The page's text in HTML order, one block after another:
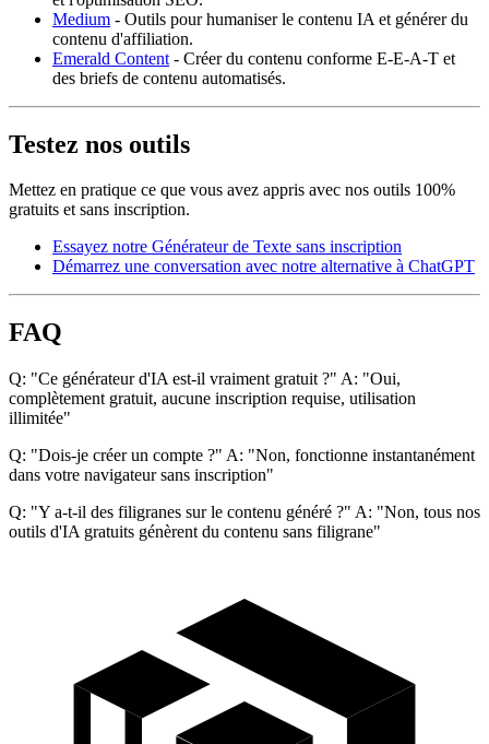
Medium - Outils pour humaniser le contenu IA et générer du
contenu d'affiliation.
Emerald Content - Créer du contenu conforme E-E-A-T et
des briefs de contenu automatisés.
Testez nos outils
Mettez en pratique ce que vous avez appris avec nos outils 100%
gratuits et sans inscription.
Essayez notre Générateur de Texte sans inscription
Démarrez une conversation avec notre alternative à ChatGPT
FAQ
Q: "Ce générateur d'IA est-il vraiment gratuit ?" A: "Oui,
complètement gratuit, aucune inscription requise, utilisation
illimitée"
Q: "Dois-je créer un compte ?" A: "Non, fonctionne instantanément
dans votre navigateur sans inscription"
Q: "Y a-t-il des filigranes sur le contenu généré ?" A: "Non, tous nos
outils d'IA gratuits génèrent du contenu sans filigrane"